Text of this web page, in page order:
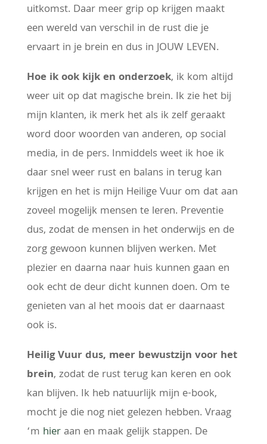
uitkomst. Daar meer grip op krijgen maakt
een wereld van verschil in de rust die je
ervaart in je brein en dus in JOUW LEVEN.
Hoe ik ook kijk en onderzoek, ik kom altijd
weer uit op dat magische brein. Ik zie het bij
mijn klanten, ik merk het als ik zelf geraakt
word door woorden van anderen, op social
media, in de pers. Inmiddels weet ik hoe ik
daar snel weer rust en balans in terug kan
krijgen en het is mijn Heilige Vuur om dat aan
zoveel mogelijk mensen te leren. Preventie
dus, zodat de mensen in het onderwijs en de
zorg gewoon kunnen blijven werken. Met
plezier en daarna naar huis kunnen gaan en
ook echt de deur dicht kunnen doen. Om te
genieten van al het moois dat er daarnaast
ook is.
Heilig Vuur dus, meer bewustzijn voor het
brein, zodat de rust terug kan keren en ook
kan blijven. Ik heb natuurlijk mijn e-book,
mocht je die nog niet gelezen hebben. Vraag
‘m hieraan en maak gelijk stappen. De